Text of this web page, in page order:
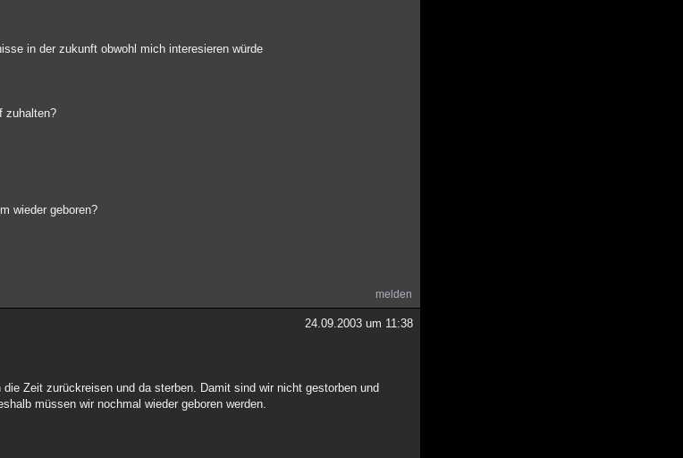
in der zukunft obwohl mich interesieren würde
zuhalten?
wieder geboren?
melden
24.09.2003 um 11:38
Zeit zurückreisen und da sterben. Damit sind wir nicht gestorben und
müssen wir nochmal wieder geboren werden.